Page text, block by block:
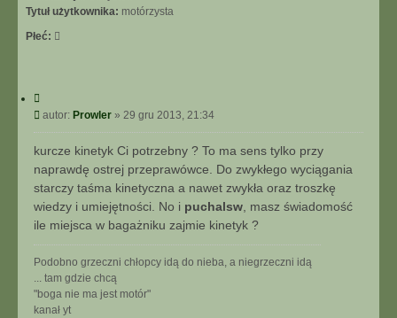
I
N
S
O
W
N
E
Tytuł użytkownika: motórzysta
Płeć:
y
j
P
o
autor: Prowler » 29 gru 2013, 21:34
kurcze kinetyk Ci potrzebny ? To ma sens tylko przy
naprawdę ostrej przeprawówce. Do zwykłego wyciągania
starczy taśma kinetyczna a nawet zwykła oraz troszkę
wiedzy i umiejętności. No i puchalsw , masz świadomość
ile miejsca w bagażniku zajmie kinetyk ?
Podobno grzeczni chłopcy idą do nieba, a niegrzeczni idą
... tam gdzie chcą
"boga nie ma jest motór"
kanał yt